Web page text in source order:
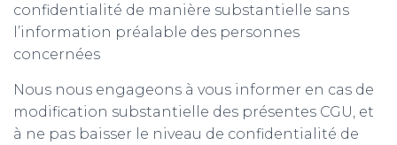
confidentialité de manière substantielle sans
l’information préalable des personnes
concernées
Nous nous engageons à vous informer en cas de
modification substantielle des présentes CGU, et
à ne pas baisser le niveau de confidentialité de